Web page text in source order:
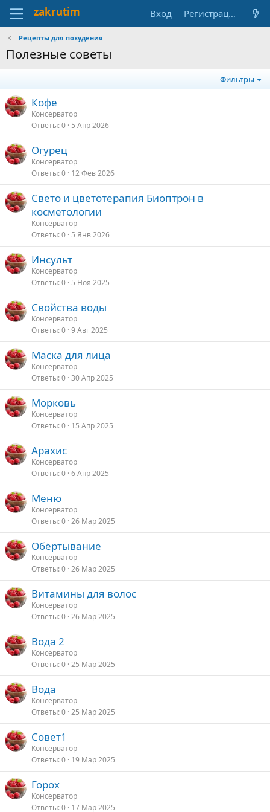
Вход Регистрация
Рецепты для похудения
Полезные советы
Фильтры
Кофе
Консерватор
Ответы 0 5 Апр 2026
Огурец
Консерватор
Ответы 0 12 Фев 2026
Свето и цветотерапия Биоптрон в
косметологии
Консерватор
Ответы 0 5 Янв 2026
Инсульт
Консерватор
Ответы 0 5 Ноя 2025
Свойства воды
Консерватор
Ответы 0 9 Авг 2025
Маска для лица
Консерватор
Ответы 0 30 Апр 2025
Морковь
Консерватор
Ответы 0 15 Апр 2025
Арахис
Консерватор
Ответы 0 6 Апр 2025
Меню
Консерватор
Ответы 0 26 Мар 2025
Обёртывание
Консерватор
Ответы 0 26 Мар 2025
Витамины для волос
Консерватор
Ответы 0 26 Мар 2025
Вода 2
Консерватор
Ответы 0 25 Мар 2025
Вода
Консерватор
Ответы 0 25 Мар 2025
Совет1
Консерватор
Ответы 0 19 Мар 2025
Горох
Консерватор
Ответы 0 17 Мар 2025